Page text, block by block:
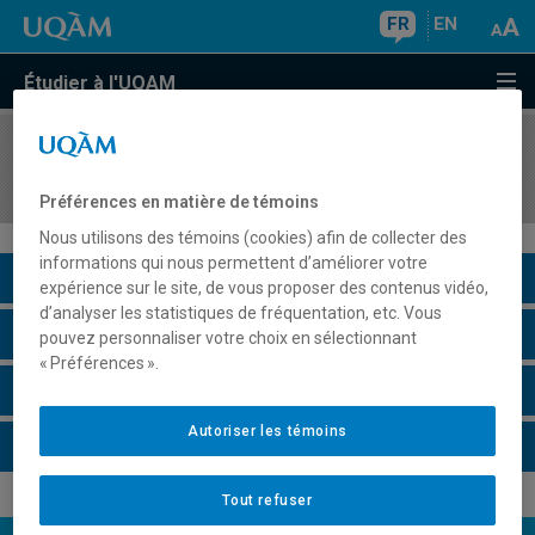
FR EN
Étudier à l'UQAM
COURS//
Description du cours
Horaire - Été 2026
Préférences en matière de témoins
Nous utilisons des témoins (cookies) afin de collecter des
informations qui nous permettent d’améliorer votre
expérience sur le site, de vous proposer des contenus vidéo,
d’analyser les statistiques de fréquentation, etc. Vous
pouvez personnaliser votre choix en sélectionnant
« Préférences ».
Tout refuser
Autoriser les témoins